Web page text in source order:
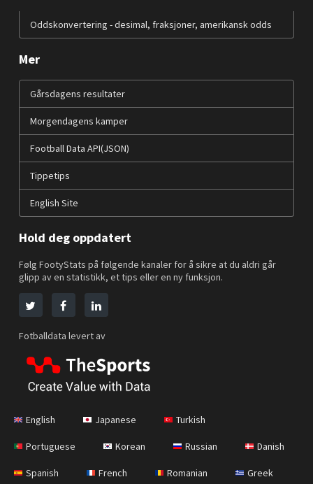
Oddskonvertering - desimal, fraksjoner, amerikansk odds
Mer
Gårsdagens resultater
Morgendagens kamper
Football Data API(JSON)
Tippetips
English Site
Hold deg oppdatert
Følg FootyStats på følgende kanaler for å sikre at du aldri går
glipp av en statistikk, et tips eller en ny funksjon.
Fotballdata levert av
English Japanese Turkish
Portuguese Korean Russian Danish
Spanish French Romanian Greek